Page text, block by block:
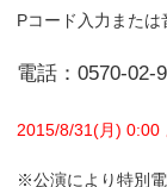
Pコード入力または
電話：0570-02-
2015/8/31(月) 0:00
※公演により特別